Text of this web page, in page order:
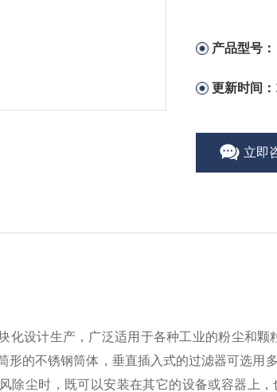
产品型号：
更新时间：
立即
设计生产，广泛适用于各种工业的粉尘和颗
形的不锈钢筒体，垂直插入式的过滤器可选用
除尘时，既可以安装在其它的设备或容器上